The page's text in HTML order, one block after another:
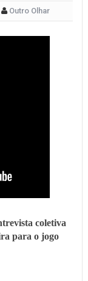
Outro Olhar
coletiva
para o jogo